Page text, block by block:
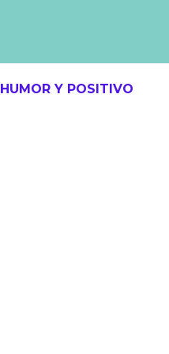
HUMOR Y POSITIVO